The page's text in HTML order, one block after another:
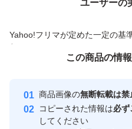
ユーザーの
Yahoo!フリマが定めた一定の基
付与しています
安心取引出品者
取引実績
価格の相談
この商品の情
商品画像の無断転載は禁
コピーされた情報は必ず
してください
この商品をみている人にオ